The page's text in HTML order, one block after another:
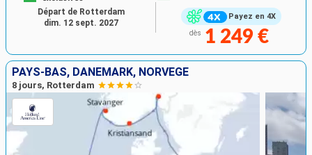
Payez en 4X
dès 1 249 €
Départ de Rotterdam
dim. 12 sept. 2027
PAYS-BAS, DANEMARK, NORVÈGE
8 jours, Rotterdam